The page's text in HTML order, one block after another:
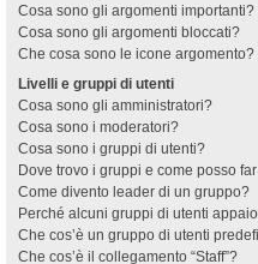
Cosa sono gli argomenti importanti?
Cosa sono gli argomenti bloccati?
Che cosa sono le icone argomento?
Livelli e gruppi di utenti
Cosa sono gli amministratori?
Cosa sono i moderatori?
Cosa sono i gruppi di utenti?
Dove trovo i gruppi e come posso
Come divento leader di un gruppo?
Perché alcuni gruppi di utenti
Che cos’è un gruppo di utenti
Che cos’è il collegamento “Staff”?